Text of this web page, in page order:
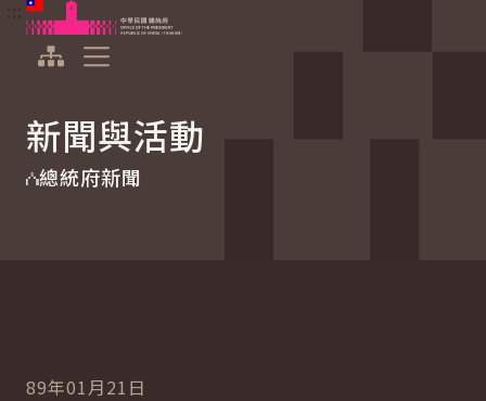
跳到主要內容
中華民國總統府
新聞與活動
總統府新聞
89年01月21日